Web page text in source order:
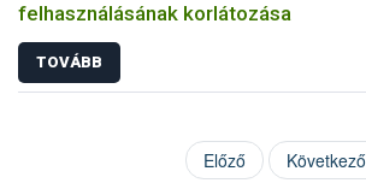
felhasználásának korlátozása
TOVÁBB
Előző Következő